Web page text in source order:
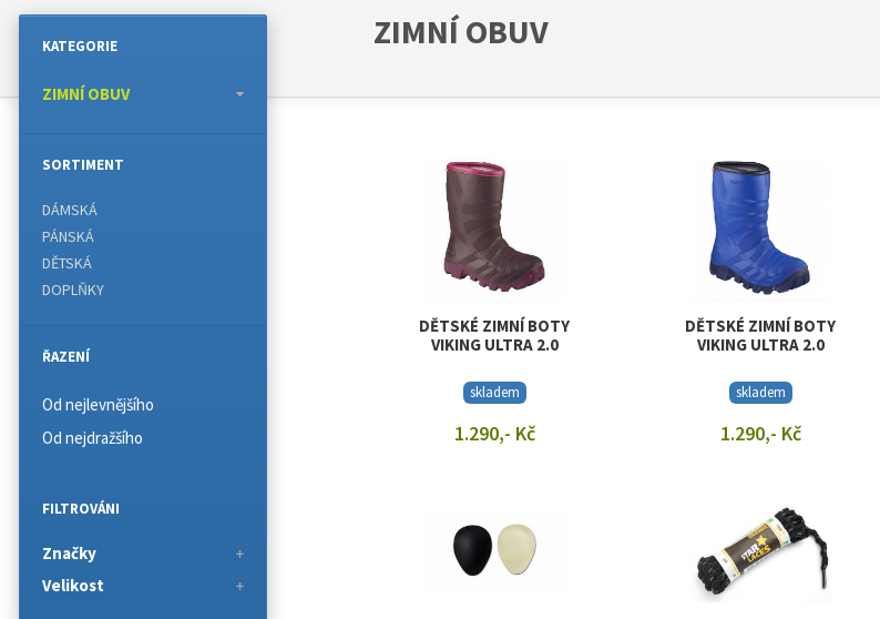
ZIMNÍ OBUV
DĚTSKÉ ZIMNÍ BOTY
VIKING ULTRA 2.0
skladem
1.290,- Kč
DĚTSKÉ ZIMNÍ BOTY
VIKING ULTRA 2.0
skladem
1.290,- Kč
KATEGORIE
ZIMNÍ OBUV
SORTIMENT
DÁMSKÁ
PÁNSKÁ
DĚTSKÁ
DOPLŇKY
ŘAZENÍ
Od nejlevnějšího
Od nejdražšího
FILTROVÁNI
Značky
Velikost